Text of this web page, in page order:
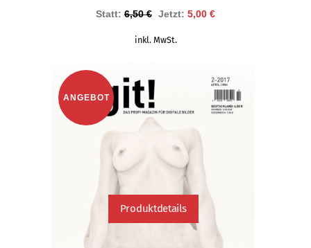
Statt: 6,50€ Ursprünglicher
Jetzt: 5,00 €Aktueller
inkl. MwSt.
Produktdetails
ANGEBOT